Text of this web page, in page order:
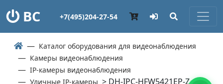
ВС +7(495)204-27-54
Каталог оборудования для видеонаблюдения
Камеры видеонаблюдения
IP-камеры видеонаблюдения
Уличные IP-камеры > DH-IPC-HFW5421EP-Z